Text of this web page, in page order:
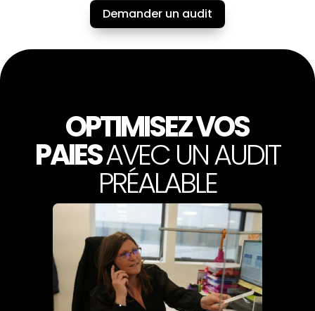
Demander un audit
OPTIMISEZ VOS
PAIESAVEC UN AUDIT
PRÉALABLE